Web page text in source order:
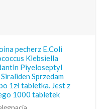
pecherz E.Coli
Klebsiella
Piyeloseptyl
Sprzedam
1zł tabletka. Jest z
1000 tabletek